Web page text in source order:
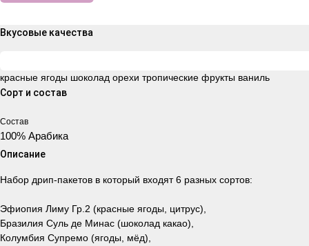
Вкусовые качества
красные ягоды шоколад орехи тропические фрукты ваниль
Сорт и состав
Состав
100% Арабика
Описание
Набор дрип-пакетов в который входят 6 разных сортов:
Эфиопия Лиму Гр.2 (красные ягоды, цитрус),
Бразилия Суль де Минас (шоколад какао),
Колумбия Супремо (ягоды, мёд),